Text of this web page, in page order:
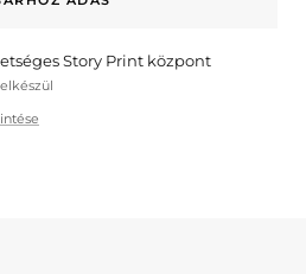
Story Print központ